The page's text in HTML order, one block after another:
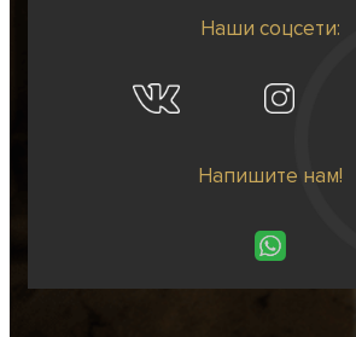
Наши соцсети:
Напишите нам!